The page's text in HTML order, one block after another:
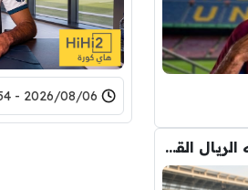
2026/08/06 - 18:54
” مهزلة في مدريد ” شاهد تشكيله الريال القادمه لاكتساح المركز الثاني